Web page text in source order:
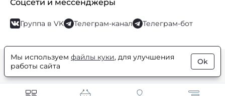
Соцсети и мессенджеры
Группа в VK Телеграм-канал Телеграм-бот
© Orental.ru 2007–2026Интернет-магазин парфюмерии и
косметики
Мы используем файлы куки, для улучшения
работы сайта
Ok